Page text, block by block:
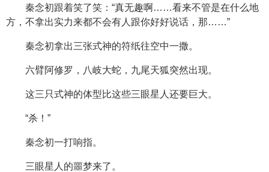
秦念初跟着笑了笑：“真无趣啊……看来不管是在什么地
方，不拿出实力来都不会有人跟你好好说话，那……”
秦念初拿出三张式神的符纸往空中一撒。
六臂阿修罗，八岐大蛇，九尾天狐突然出现。
这三只式神的体型比这些三眼星人还要巨大。
“杀！”
秦念初一打响指。
三眼星人的噩梦来了。